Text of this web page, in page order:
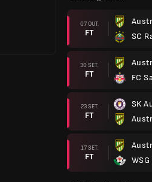
07 OUT.
FT
SC
30 SET.
FT
FC
23 SET.
FT
SK
17 SET.
FT